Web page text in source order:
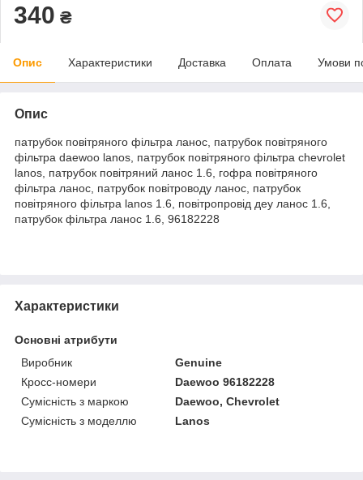
340 ₴
Опис Характеристики Доставка Оплата Умови
Опис
патрубок повітряного фільтра ланос, патрубок повітряного
фільтра daewoo lanos, патрубок повітряного фільтра chevrolet
lanos, патрубок повітряний ланос 1.6, гофра повітряного
фільтра ланос, патрубок повітроводу ланос, патрубок
повітряного фільтра lanos 1.6, повітропровід деу ланос 1.6,
патрубок фільтра ланос 1.6, 96182228
Характеристики
Основні атрибути
Виробник
Genuine
Кросс-номери
Daewoo 96182228
Сумісність з маркою
Daewoo, Chevrolet
Сумісність з моделлю
Lanos